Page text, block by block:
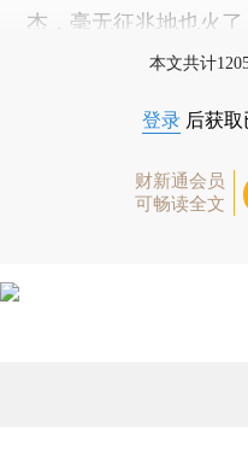
杰，毫无征兆地也火了
本文共计
登录 后获
财新通会员
可畅读全文